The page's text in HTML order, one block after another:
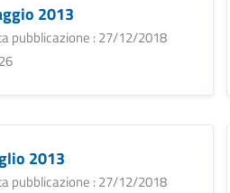
2013
pubblicazione : 27/12/2018
2013
pubblicazione : 27/12/2018